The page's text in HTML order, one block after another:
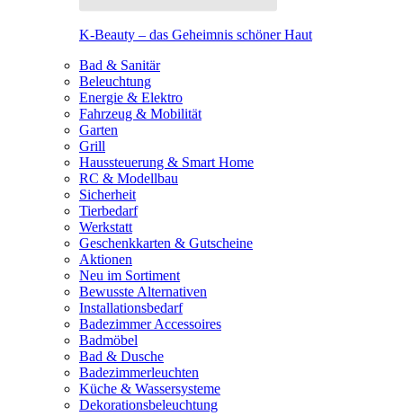
K-Beauty – das Geheimnis schöner Haut
Bad & Sanitär
Beleuchtung
Energie & Elektro
Fahrzeug & Mobilität
Garten
Grill
Haussteuerung & Smart Home
RC & Modellbau
Sicherheit
Tierbedarf
Werkstatt
Geschenkkarten & Gutscheine
Aktionen
Neu im Sortiment
Bewusste Alternativen
Installationsbedarf
Badezimmer Accessoires
Badmöbel
Bad & Dusche
Badezimmerleuchten
Küche & Wassersysteme
Dekorationsbeleuchtung